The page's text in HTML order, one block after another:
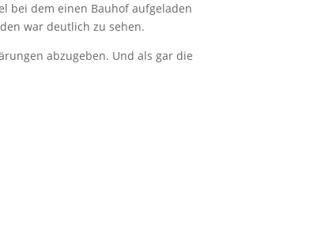
bei dem einen Bauhof aufgeladen
war deutlich zu sehen.
abzugeben. Und als gar die